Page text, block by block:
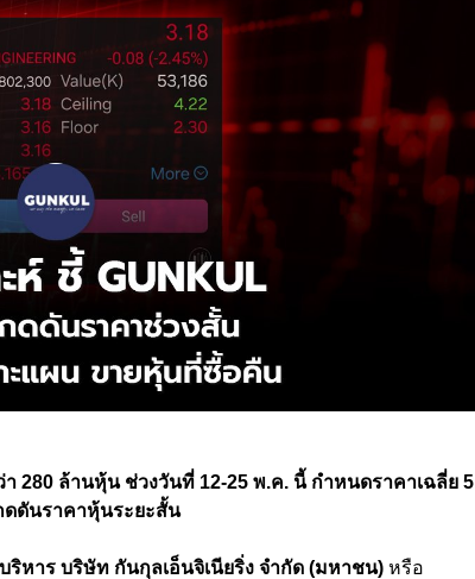
280 ล้านหุ้น ช่วงวันที่ 12-25 พ.ค. นี้ กำหนดราคาเฉลี่ย 5
ดดันราคาหุ้นระยะสั้น
หาร บริษัท กันกุลเอ็นจิเนียริ่ง จำกัด (มหาชน) หรือ